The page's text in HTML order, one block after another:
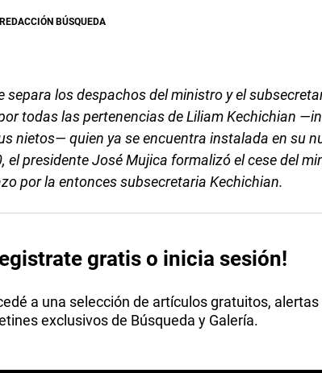
REDACCIÓN BÚSQUEDA
separa los despachos del ministro y el
todas las pertenencias de Liliam Kechichian
nietos— quien ya se encuentra instalada en su
el presidente José Mujica formalizó el cese del
por la entonces subsecretaria Kechichian.
gratis o inicia sesión!
a una selección de artículos gratuitos,
exclusivos de Búsqueda y Galería.